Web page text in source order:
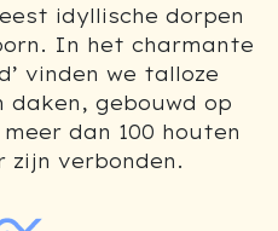
idyllische dorpen
In het charmante
vinden we talloze
gebouwd op
dan 100 houten
verbonden.